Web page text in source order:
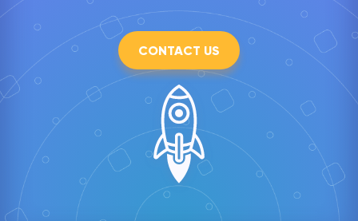
CONTACT US